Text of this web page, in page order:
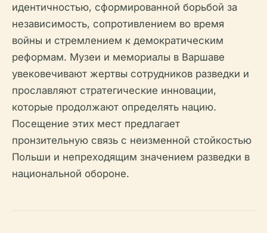
идентичностью, сформированной борьбой за
независимость, сопротивлением во время
войны и стремлением к демократическим
реформам. Музеи и мемориалы в Варшаве
увековечивают жертвы сотрудников разведки и
прославляют стратегические инновации,
которые продолжают определять нацию.
Посещение этих мест предлагает
пронзительную связь с неизменной стойкостью
Польши и непреходящим значением разведки в
национальной обороне.